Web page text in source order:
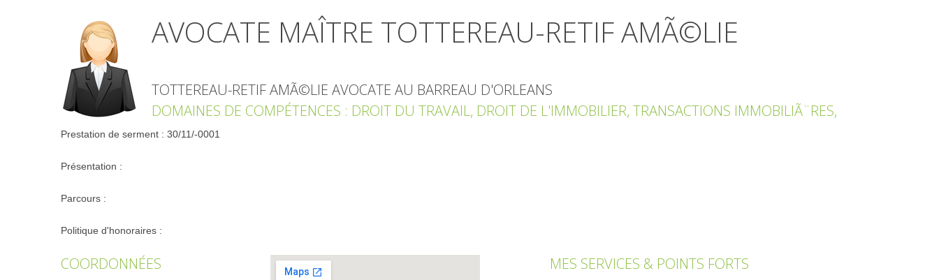
AVOCATE MAÎTRE TOTTEREAU-RETIF AMÃ©LIE
TOTTEREAU-RETIF AMÃ©LIE AVOCATE AU BARREAU D'ORLEANS
DOMAINES DE COMPÉTENCES : DROIT DU TRAVAIL, DROIT DE L'IMMOBILIER, TRANSACTIONS IMMOBILIÃ¨RES,
Prestation de serment : 30/11/-0001
Présentation :
Parcours :
Politique d'honoraires :
COORDONNÉES MES SERVICES & POINTS FORTS